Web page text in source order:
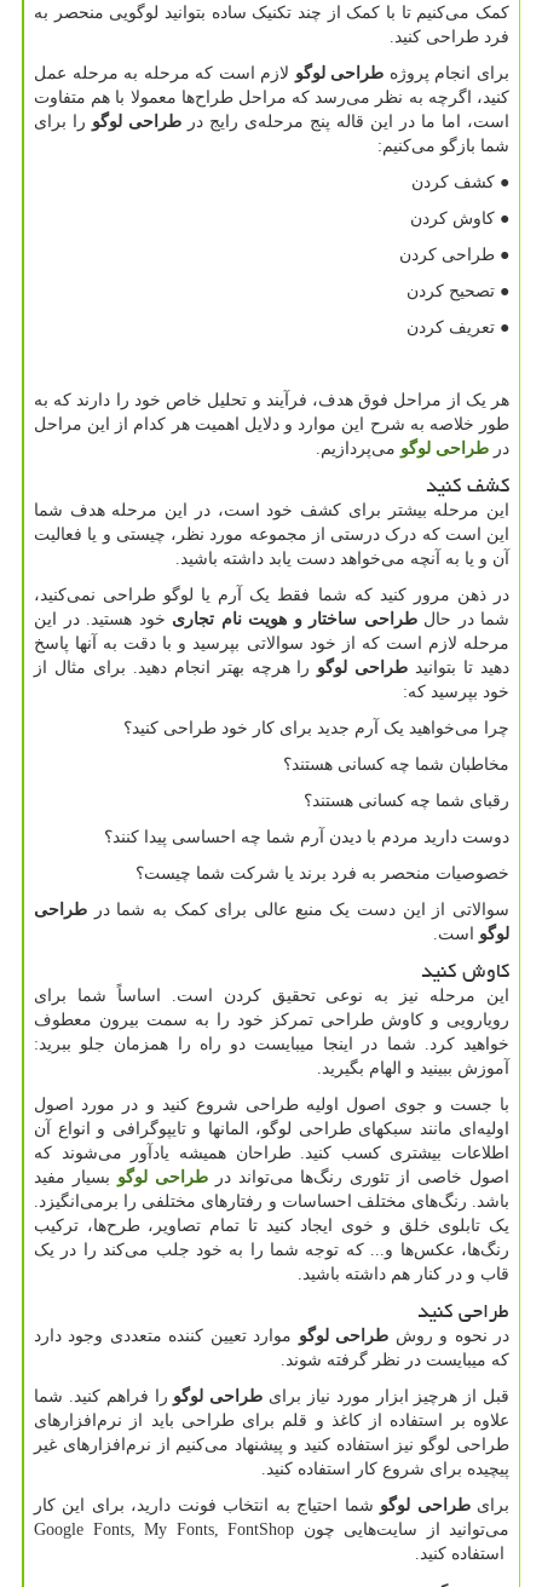
کمک می‌کنیم تا با کمک از چند تکنیک ساده بتوانید لوگویی منحصر به
فرد طراحی کنید.
برای انجام پروژه طراحی لوگو لازم است که مرحله به مرحله عمل
کنید، اگرچه به نظر می‌رسد که مراحل طراح‌ها معمولا با هم متفاوت
است، اما ما در این قاله پنج مرحله‌ی رایج در طراحی لوگو را برای
شما بازگو می‌کنیم:
● کشف کردن
● کاوش کردن
● طراحی کردن
● تصحیح کردن
● تعریف کردن
هر یک از مراحل فوق هدف، فرآیند و تحلیل خاص خود را دارند که به
طور خلاصه به شرح این موارد و دلایل اهمیت هر کدام از این مراحل
در طراحی لوگو می‌پردازیم.
کشف کنید
این مرحله بیشتر برای کشف خود است، در این مرحله هدف شما
این است که درک درستی از مجموعه مورد نظر، چیستی و یا فعالیت
آن و یا به آنچه می‌خواهد دست یابد داشته باشید.
در ذهن مرور کنید که شما فقط یک آرم یا لوگو طراحی نمی‌کنید،
شما در حالطراحی ساختار و هویت نام تجاری خود هستید. در این
مرحله لازم است که از خود سوالاتی بپرسید و با دقت به آنها پاسخ
دهید تا بتوانید طراحی لوگو را هرچه بهتر انجام دهید. برای مثال از
خود بپرسید که:
چرا می‌خواهید یک آرم جدید برای کار خود طراحی کنید؟
مخاطبان شما چه کسانی هستند؟
رقبای شما چه کسانی هستند؟
دوست دارید مردم با دیدن آرم شما چه احساسی پیدا کنند؟
خصوصیات منحصر به فرد برند یا شرکت شما چیست؟
سوالاتی از این دست یک منبع عالی برای کمک به شما در طراحی
لوگو است.
کاوش کنید
این مرحله نیز به نوعی تحقیق کردن است. اساساً شما برای
رویارویی و کاوش طراحی تمرکز خود را به سمت بیرون معطوف
خواهید کرد. شما در اینجا میبایست دو راه را همزمان جلو ببرید:
آموزش ببینید و الهام بگیرید.
با جست و جوی اصول اولیه طراحی شروع کنید و در مورد اصول
اولیه‌ای مانند سبکهای طراحی لوگو، المانها و تایپوگرافی و انواع آن
اطلاعات بیشتری کسب کنید. طراحان همیشه یادآور می‌شوند که
اصول خاصی از تئوری رنگ‌ها می‌تواند درطراحی لوگو بسیار مفید
باشد. رنگ‌های مختلف احساسات و رفتارهای مختلفی را برمی‌انگیزد.
یک تابلوی خلق و خوی ایجاد کنید تا تمام تصاویر، طرح‌ها، ترکیب
رنگ‌ها، عکس‌ها و... که توجه شما را به خود جلب می‌کند را در یک
قاب و در کنار هم داشته باشید.
طراحی کنید
در نحوه و روش طراحی لوگو موارد تعیین کننده متعددی وجود دارد
که میبایست در نظر گرفته شوند.
قبل از هرچیز ابزار مورد نیاز برای طراحی لوگو را فراهم کنید. شما
علاوه بر استفاده از کاغذ و قلم برای طراحی باید از نرم‌افزارهای
طراحی لوگو نیز استفاده کنید و پیشنهاد می‌کنیم از نرم‌افزارهای غیر
پیچیده برای شروع کار استفاده کنید.
برایطراحی لوگو شما احتیاج به انتخاب فونت دارید، برای این کار
می‌توانید از سایت‌هایی چون Google Fonts, My Fonts, FontShop
استفاده کنید.